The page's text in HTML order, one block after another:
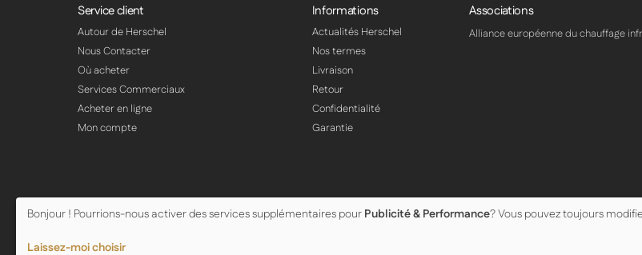
Service client
Autour de Herschel
Nous Contacter
Où acheter
Services Commerciaux
Acheter en ligne
Mon compte
Informations
Actualités Herschel
Nos termes
Livraison
Retour
Confidentialité
Garantie
Associations
Alliance européenne du chauffage
Bonjour ! Pourrions-nous activer des services supplémentaires pour Publicité & Performance? Vous pouvez toujours
Laissez-moi choisir